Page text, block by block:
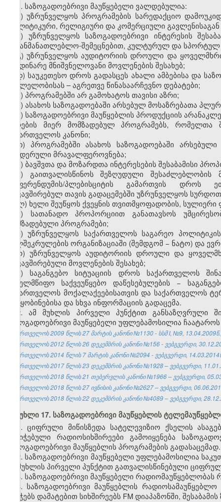
1. საზოგადოებრივი მაუწყებელი ვალდებულია:
ა) უზრუნველყოს პროგრამების სარედაქციო
პოლიტიკური, რელიგიური და კომერციული
ბ) უზრუნველყოს საზოგადოებრივი ინტერესის
საგანმანათლებლო-შემეცნებით, კულტურულ და
გ) უზრუნველყოს აუდიტორიის დროული და
მიმდინარე მნიშვნელოვანი მოვლენების შესახებ;
დ) საუკეთესო დროს გადასცეს ახალი ამბებისა და
მსვლელობისას – აგრეთვე წინასაარჩევნო დებატები;
ე) პროგრამებში არ გამოხატოს თავისი აზრი;
ვ) ასახოს საზოგადოებაში არსებულ მოსაზრებათა
ზ) საზოგადოებრივი მაუწყებლის პროდუქციის
პირების მიერ მომზადებულ პროგრამებს, რომელთა
საქართველოს კანონი;
თ) პროგრამებში ასახოს საზოგადოებაში
გენდერული მრავალფეროვნება;
ი) ბავშვთა და მოზარდთა ინტერესების შესაბამისი
კ) გაითვალისწინოს შეზღუდული შესაძლებლობის
რეფერენდუმის/პლებისციტის გამართვის დროს
დაკავშირებულ თავის გადაცემებში უზრუნველყოს
ლ) ხელი შეუწყოს ქვეყნის თვითმყოფადობის,
მ) სათანადო პროპორციით განათავსოს
მომზადებული პროგრამები;
ნ) უზრუნველყოს საქართველოს საგარეო
ხელშეკრულების ორგანიზაციაში (შემდგომ − ნატო) და
ო) უზრუნველყოს აუდიტორიის დროული და
დაკავშირებული მოვლენების შესახებ;
პ) საგანგებო სიტუაციის დროს საქართველოს
სახელმწიფო საქვეუწყებო დაწესებულების −
საქართველოს მოქალაქეებისათვის და საქართველოს
შეტყობინებისა და სხვა ინფორმაციის გადაცემა.
2. ამ მუხლის პირველი პუნქტით განსაზღვრული
საზოგადოებრივი მაუწყებელი უფლებამოსილია
საქართველოს 2009 წლის 27 მარტის კანონი №1130 - სსმ I, №9,
საქართველოს 2012 წლის 26 დეკემბრის კანონი №156 - ვებგვერდი,
საქართველოს 2014 წლის 7 მარტის კანონი №2094 - ვებგვერდი,
საქართველოს 2017 წლის 23 დეკემბრის კანონი №1928 – ვებგვერდი,
საქართველოს 2018 წლის 21 თებერვლის კანონი №1966 – ვებგვერდი,
საქართველოს 2018 წლის 27 ივნისის კანონი №2627 – ვებგვერდი,
საქართველოს 2018 წლის 22 დეკემბრის კანონი №4089 – ვებგვერდი,
მუხლი 17. საზოგადოებრივი მაუწყებლის
1. ციფრული მიწისზედა სატელევიზიო ქსელის
მინიჭებული რადიოსიხშირეები გამოიყენება
საზოგადოებრივი მაუწყებლის პროგრამების გადასაცემად.
2. საზოგადოებრივი მაუწყებელი უფლებამოსილია
ამ მუხლის პირველი პუნქტით გათვალისწინებული
3. საზოგადოებრივი მაუწყებელი
4. საზოგადოებრივი მაუწყებლის
ანიჭებს დამატებით სიხშირეებს FM დიაპაზონში,